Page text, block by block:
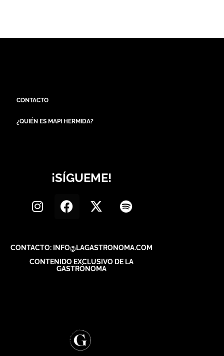
CONTACTO
¿QUIÉN ES MAPI HERMIDA?
¡SÍGUEME!
CONTACTO: INFO@LAGASTRONOMA.COM
CONTENIDO EXCLUSIVO DE LA
GASTRÓNOMA